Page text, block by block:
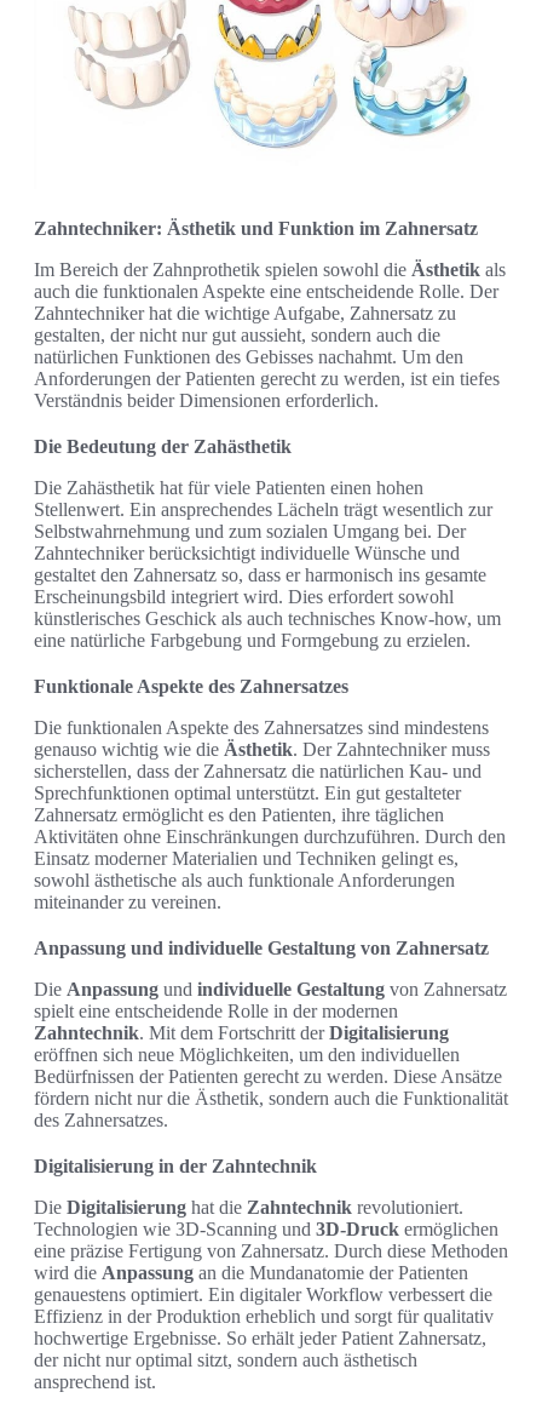
Zahntechniker: Ästhetik und Funktion im Zahnersatz
Im Bereich der Zahnprothetik spielen sowohl die Ästhetik als
auch die funktionalen Aspekte eine entscheidende Rolle. Der
Zahntechniker hat die wichtige Aufgabe, Zahnersatz zu
gestalten, der nicht nur gut aussieht, sondern auch die
natürlichen Funktionen des Gebisses nachahmt. Um den
Anforderungen der Patienten gerecht zu werden, ist ein tiefes
Verständnis beider Dimensionen erforderlich.
Die Bedeutung der Zahästhetik
Die Zahästhetik hat für viele Patienten einen hohen
Stellenwert. Ein ansprechendes Lächeln trägt wesentlich zur
Selbstwahrnehmung und zum sozialen Umgang bei. Der
Zahntechniker berücksichtigt individuelle Wünsche und
gestaltet den Zahnersatz so, dass er harmonisch ins gesamte
Erscheinungsbild integriert wird. Dies erfordert sowohl
künstlerisches Geschick als auch technisches Know-how, um
eine natürliche Farbgebung und Formgebung zu erzielen.
Funktionale Aspekte des Zahnersatzes
Die funktionalen Aspekte des Zahnersatzes sind mindestens
genauso wichtig wie die Ästhetik. Der Zahntechniker muss
sicherstellen, dass der Zahnersatz die natürlichen Kau- und
Sprechfunktionen optimal unterstützt. Ein gut gestalteter
Zahnersatz ermöglicht es den Patienten, ihre täglichen
Aktivitäten ohne Einschränkungen durchzuführen. Durch den
Einsatz moderner Materialien und Techniken gelingt es,
sowohl ästhetische als auch funktionale Anforderungen
miteinander zu vereinen.
Anpassung und individuelle Gestaltung von Zahnersatz
Die Anpassung und individuelle Gestaltung von Zahnersatz
spielt eine entscheidende Rolle in der modernen
Zahntechnik. Mit dem Fortschritt derDigitalisierung
eröffnen sich neue Möglichkeiten, um den individuellen
Bedürfnissen der Patienten gerecht zu werden. Diese Ansätze
fördern nicht nur die Ästhetik, sondern auch die Funktionalität
des Zahnersatzes.
Digitalisierung in der Zahntechnik
Die Digitalisierung hat die Zahntechnik revolutioniert.
Technologien wie 3D-Scanning und 3D-Druck ermöglichen
eine präzise Fertigung von Zahnersatz. Durch diese Methoden
wird die Anpassung an die Mundanatomie der Patienten
genauestens optimiert. Ein digitaler Workflow verbessert die
Effizienz in der Produktion erheblich und sorgt für qualitativ
hochwertige Ergebnisse. So erhält jeder Patient Zahnersatz,
der nicht nur optimal sitzt, sondern auch ästhetisch
ansprechend ist.